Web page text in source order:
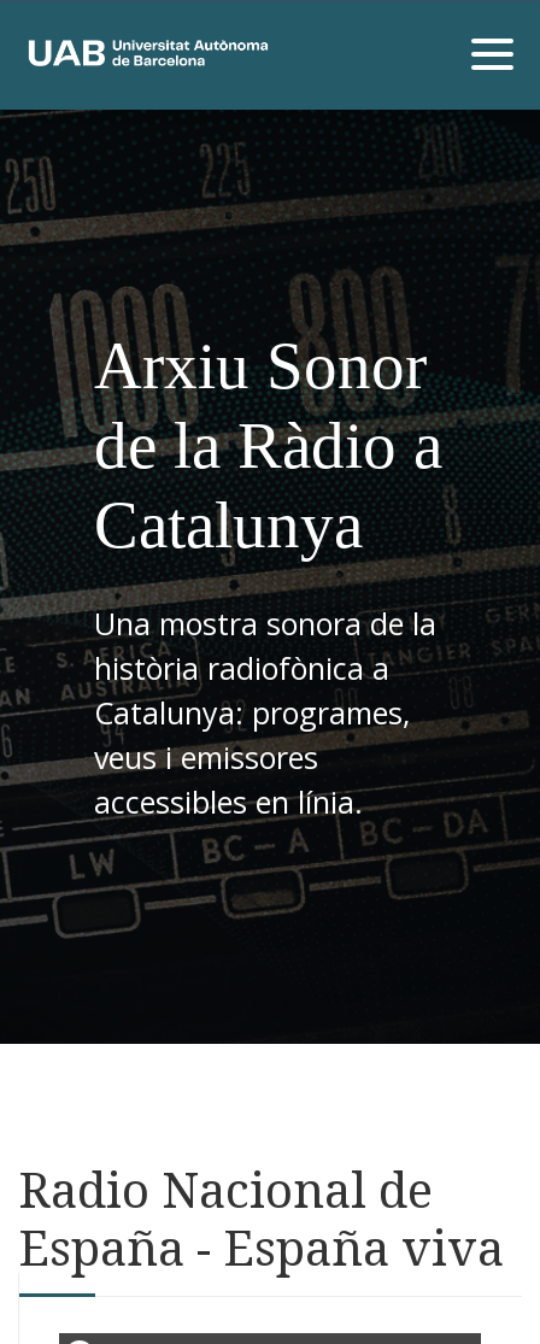
Arxiu Sonor
de la Ràdio a
Catalunya
Una mostra sonora de la
història radiofònica a
Catalunya: programes,
veus i emissores
accessibles en línia.
Radio Nacional de
España - España viva